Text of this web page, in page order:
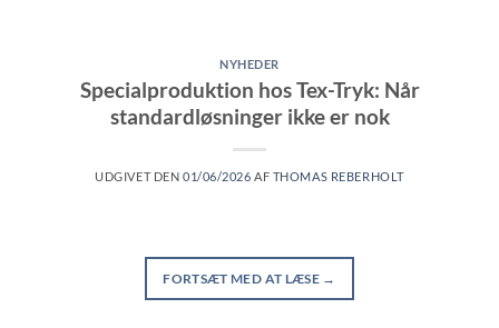
NYHEDER
Specialproduktion hos Tex-Tryk: Når
standardløsninger ikke er nok
UDGIVET DEN 01/06/2026 AF THOMAS REBERHOLT
FORTSÆT MED AT LÆSE →